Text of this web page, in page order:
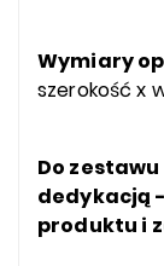
Wymiary
szerokość x
Do
dedykacją
produktu i